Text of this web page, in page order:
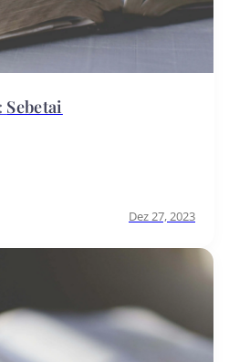
Sebetai
Dez 27, 2023